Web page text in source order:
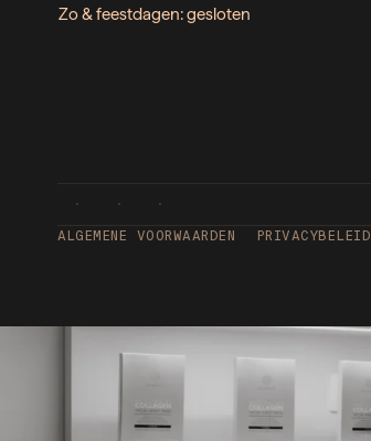
Zo & feestdagen: gesloten
ALGEMENE VOORWAARDEN PRIVACYBELEID